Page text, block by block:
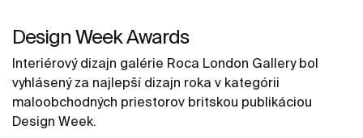
Design Week Awards
Interiérový dizajn galérie Roca London Gallery bol
vyhlásený za najlepší dizajn roka v kategórii
maloobchodných priestorov britskou publikáciou
Design Week.